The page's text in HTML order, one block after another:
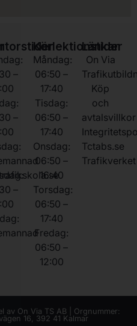
–
–
–
Körlektionstider
Måndag:
06:50 –
17:40
Tisdag:
06:50 –
17:40
Onsdag:
06:50 –
16:40
Torsdag:
06:50 –
17:40
Fredag:
06:50 –
12:00
Länkar
On Via
Köp
och
avtalsvillkor
Tctabs.se
Trafikverket
av On Via TS AB | Orgnummer:
16, 392 41 Kalmar